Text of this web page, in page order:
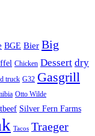
BGE Bier Big
Chicken Dessert dry
truck G32 Gasgrill
Otto Wilde
Silver Fern Farms
Tacos Traeger